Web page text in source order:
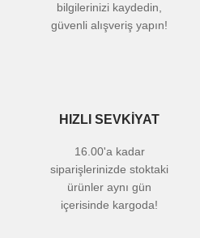
bilgilerinizi kaydedin,
güvenli alışveriş yapın!
HIZLI SEVKİYAT
16.00'a kadar
siparişlerinizde stoktaki
ürünler aynı gün
içerisinde kargoda!